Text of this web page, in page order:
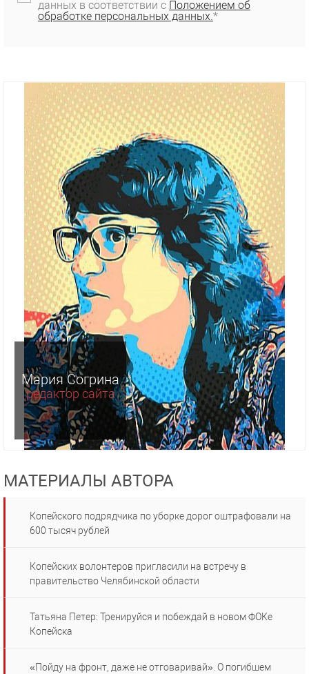
данных в соответствии с Положением об
обработке персональных данных.*
Мария Согрина
редактор сайта
МАТЕРИАЛЫ АВТОРА
Копейского подрядчика по уборке дорог оштрафовали на
600 тысяч рублей
Копейских волонтеров пригласили на встречу в
правительство Челябинской области
Татьяна Петер: Тренируйся и побеждай в новом ФОКе
Копейска
«Пойду на фронт, даже не отговаривай». О погибшем